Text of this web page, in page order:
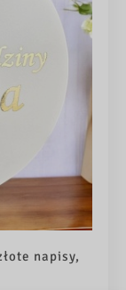
napisy,